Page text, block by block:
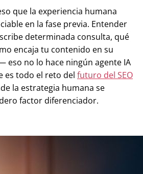
que la experiencia humana
en la fase previa. Entender
determinada consulta, qué
encaja tu contenido en su
eso no lo hace ningún agente IA
es todo el reto del futuro del SEO
la estrategia humana se
factor diferenciador.